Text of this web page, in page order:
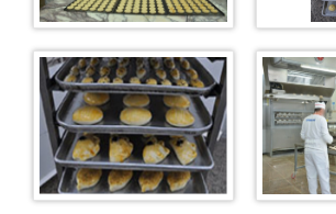
Misafirhane
Fırın
Satış Mağazası
Kademe(Oto Bakım Onarım)
İnşaat ve Metal Birimi
Mobilya